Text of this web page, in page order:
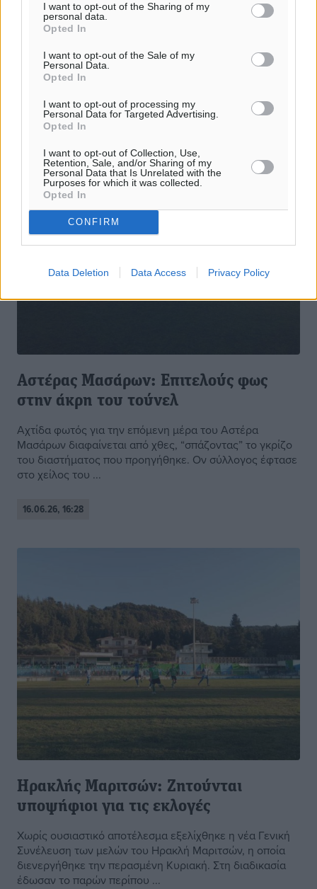
I want to opt-out of the Sharing of my
personal data.
Opted In
I want to opt-out of the Sale of my
Personal Data.
Opted In
I want to opt-out of processing my
Personal Data for Targeted Advertising.
Opted In
I want to opt-out of Collection, Use,
Retention, Sale, and/or Sharing of my
Personal Data that Is Unrelated with the
Purposes for which it was collected.
Opted In
CONFIRM
Data Deletion Data Access Privacy Policy
Αν αναζητήσει κάποιος το απόλυτο παράδειγμα
προπονητή που αποτέλεσε το συνώνυμο της αφοσίωσης
στην ομάδα του τόπου του, θα το βρει εύκολα στο
πρόσωπο του Γιάννη Καμπούρη. ...
16.06.26, 16:29
Αστέρας Μασάρων: Επιτελούς φως
στην άκρη του τούνελ
Αχτίδα φωτός για την επόμενη μέρα του Αστέρα
Μασάρων διαφαίνεται από χθες, “σπάζοντας” το γκρίζο
του διαστήματος που προηγήθηκε. Ον σύλλογος έφτασε
στο χείλος του ...
16.06.26, 16:28
Ηρακλής Μαριτσών: Ζητούνται
υποψήφιοι για τις εκλογές
Χωρίς ουσιαστικό αποτέλεσμα εξελίχθηκε η νέα Γενική
Συνέλευση των μελών του Ηρακλή Μαριτσών, η οποία
διενεργήθηκε την περασμένη Κυριακή. Στη διαδικασία
έδωσαν το παρών περίπου ...